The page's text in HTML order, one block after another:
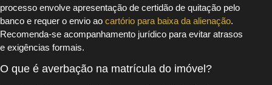
processo envolve apresentação de certidão de quitação pelo
banco e requer o envio ao cartório para baixa da alienação.
Recomenda-se acompanhamento jurídico para evitar atrasos
e exigências formais.
O que é averbação na matrícula do imóvel?